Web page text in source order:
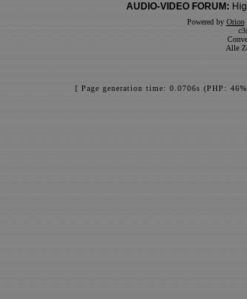
AUDIO-VIDEO FORUM:
Powered by Orion
Alle
[ Page generation time: 0.0706s (PHP: